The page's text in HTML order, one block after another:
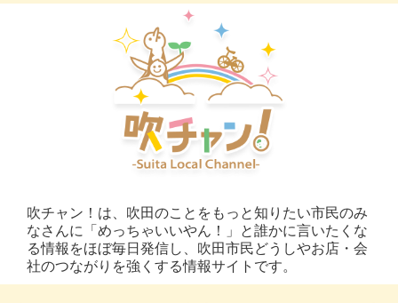
吹チャン！は、吹田のことをもっと知りたい市民のみ
なさんに「めっちゃいいやん！」と誰かに言いたくな
る情報をほぼ毎日発信し、吹田市民どうしやお店・会
社のつながりを強くする情報サイトです。